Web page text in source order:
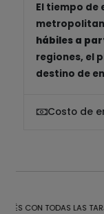
El tiempo de
hábiles a
regiones, el
destino de
Costo de
CON TODAS LAS